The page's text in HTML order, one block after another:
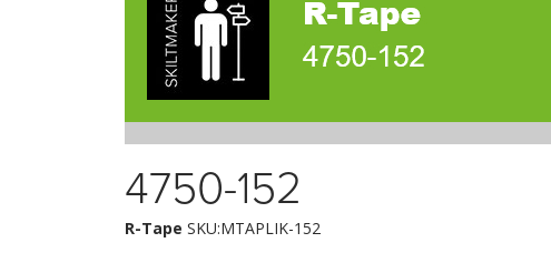
4750-152
R-Tape SKU:MTAPLIK-152